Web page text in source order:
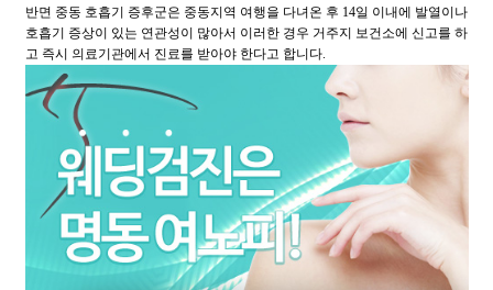
반면 중동 호흡기 증후군은 중동지역 여행을 다녀온 후 14일 이내에 발열이나
호흡기 증상이 있는 연관성이 많아서 이러한 경우 거주지 보건소에 신고를 하
고 즉시 의료기관에서 진료를 받아야 한다고 합니다.